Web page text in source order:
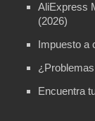
AliExpress
(2026)
Impuesto a
Encuentra